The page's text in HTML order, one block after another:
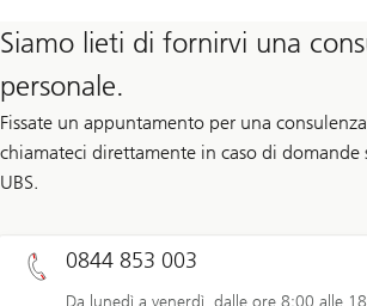
Siamo lieti di fornirvi una
personale.
Fissate un appuntamento per una
chiamateci direttamente in caso di
UBS.
0844 853 003
Da lunedì a venerdì, dalle ore 8:00 alle